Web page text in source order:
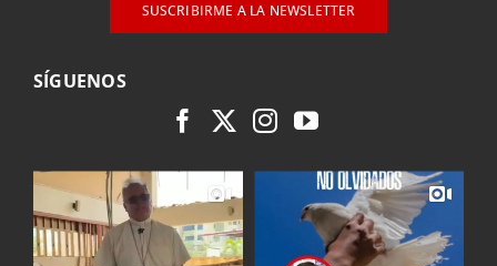
SUSCRIBIRME A LA NEWSLETTER
SÍGUENOS